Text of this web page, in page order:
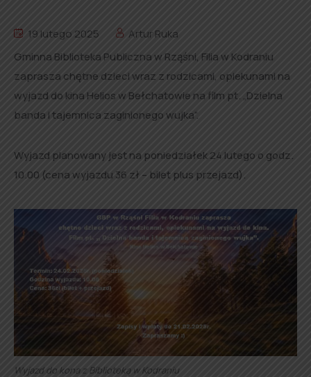
19 lutego 2025
Artur Ruka
Gminna Biblioteka Publiczna w Rząśni, Filia w Kodraniu
zaprasza chętne dzieci wraz z rodzicami, opiekunami na
wyjazd do kina Helios w Bełchatowie na film pt. „Dzielna
banda i tajemnica zaginionego wujka”.
Wyjazd planowany jest na poniedziałek 24 lutego o godz.
10.00 (cena wyjazdu 36 zł – bilet plus przejazd).
Wyjazd do kona z Biblioteką w Kodraniu